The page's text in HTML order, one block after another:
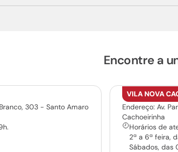
Encontre a
303 - Santo Amaro
VILA NOVA
Endereço: Av.
Cachoeirinha
Horários de
2ª a 6ª feira,
Sábados, das